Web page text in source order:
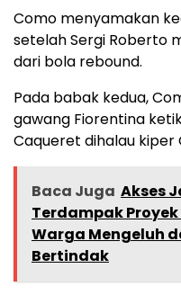
Como menyamakan
setelah Sergi Roberto
dari bola rebound.
Pada babak kedua,
gawang Fiorentina
Caqueret dihalau kiper
Baca Juga Akses
Terdampak
Warga Mengeluh
Bertindak